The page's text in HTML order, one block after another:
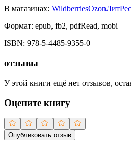
В магазинах: WildberriesOzonЛитРес
Формат: epub, fb2, pdfRead, mobi
ISBN: 978-5-4485-9355-0
отзывы
У этой книги ещё нет отзывов,
Оцените книгу
Опубликовать отзыв